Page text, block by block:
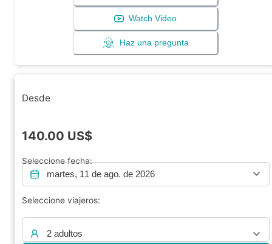
Watch Video
Haz una pregunta
Desde
140.00 US$
Seleccione fecha:
martes, 11 de ago. de 2026
Seleccione viajeros:
2 adultos